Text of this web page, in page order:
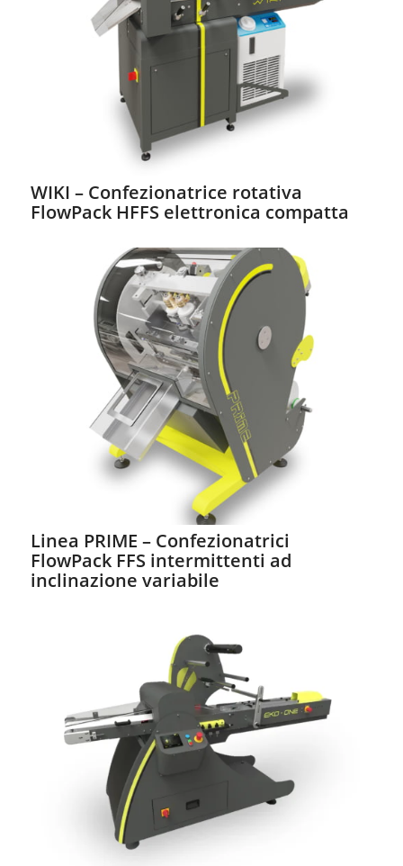
WIKI – Confezionatrice rotativa
FlowPack HFFS elettronica compatta
Linea PRIME – Confezionatrici
FlowPack FFS intermittenti ad
inclinazione variabile